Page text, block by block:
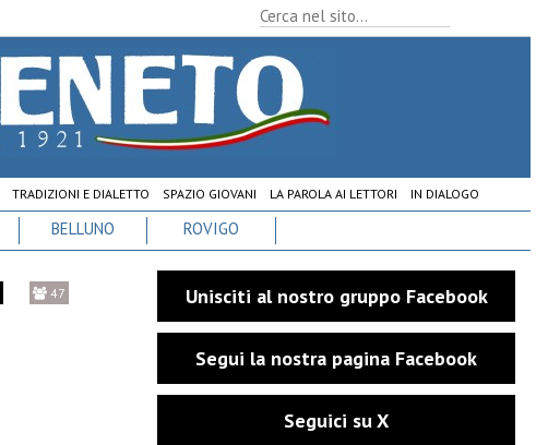
TRADIZIONI E DIALETTO SPAZIO GIOVANI LA PAROLA AI LETTORI IN DIALOGO
BELLUNO ROVIGO
47 Unisciti al nostro gruppo Facebook
Segui la nostra pagina Facebook
Seguici su X